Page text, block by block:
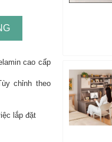
cao cấp
chỉnh theo
lắp đặt